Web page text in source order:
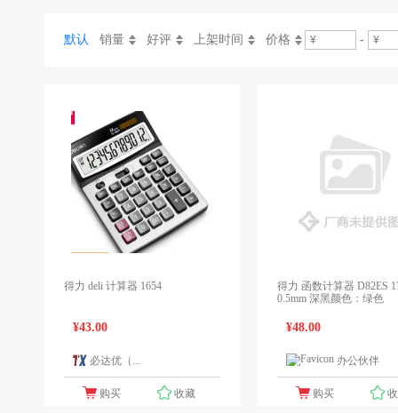
默认 销量 好评 上架时间 价格 -
得力 deli 计算器 1654
¥43.00
必达优（...
购买 收藏
得力 函数计算器 D82ES
0.5mm 深黑颜色：绿色
¥48.00
办公伙伴
购买